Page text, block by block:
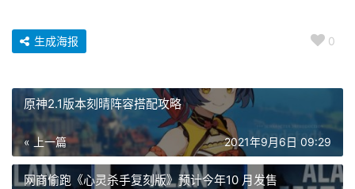
0
生成海报
原神2.1版本刻晴阵容搭配攻略
« 上一篇 2021年9月6日 09:29
网商偷跑《心灵杀手复刻版》预计今年10 月发售